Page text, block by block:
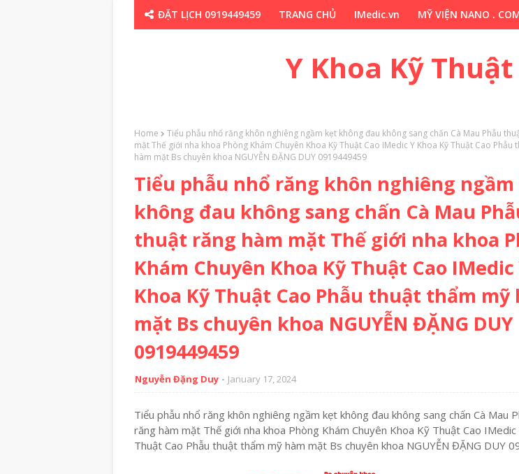
ĐẶT LỊCH 0919449459 TRANG CHỦ IMedic.vn MỸ VIỆN NANO .
Y Khoa Kỹ
Home
Tiểu phẫu nhổ răng khôn nghiêng ngầm kẹt không đau không sang chấn Cà Mau Phẫu
mặt Thế giới nha khoa Phòng Khám Chuyên Khoa Kỹ Thuật Cao IMedic Y Khoa Kỹ Thuật Cao Phẫu
hàm mặt Bs chuyên khoa NGUYỄN ĐẶNG DUY 0919449459
Tiểu phẫu nhổ răng khôn nghiêng
không đau không sang chấn Cà Mau
thuật răng hàm mặt Thế giới nha khoa
Khám Chuyên Khoa Kỹ Thuật Cao IMedic
Khoa Kỹ Thuật Cao Phẫu thuật thẩm mỹ
mặt Bs chuyên khoa NGUYỄN ĐẶNG DUY
0919449459
Nguyễn Đặng Duy January 17, 2024
Tiểu phẫu nhổ răng khôn nghiêng ngầm kẹt không đau không sang chấn Cà Mau
răng hàm mặt Thế giới nha khoa Phòng Khám Chuyên Khoa Kỹ Thuật Cao IMedic
Thuật Cao Phẫu thuật thẩm mỹ hàm mặt Bs chuyên khoa NGUYỄN ĐẶNG DUY